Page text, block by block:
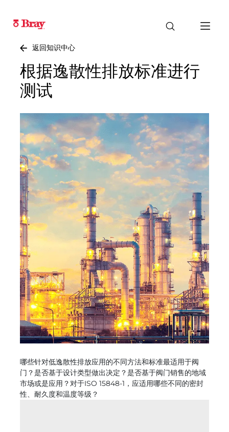
返回知识中心
根据逸散性排放标准进行
测试
哪些针对低逸散性排放应用的不同方法和标准最适用于阀
门？是否基于设计类型做出决定？是否基于阀门销售的地域
市场或是应用？对于ISO 15848-1，应适用哪些不同的密封
性、耐久度和温度等级？